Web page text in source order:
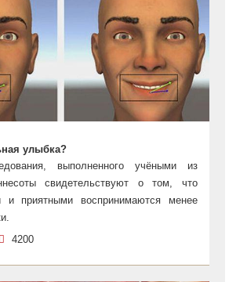
улыбка?
выполненного учёными из
свидетельствуют о том, что
и приятными воспринимаются менее
4200